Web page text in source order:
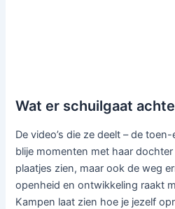
Wat er schuilgaat
De video’s die ze deelt – de
blije momenten met haar
plaatjes zien, maar ook de weg
openheid en ontwikkeling raakt
Kampen laat zien hoe je jezelf